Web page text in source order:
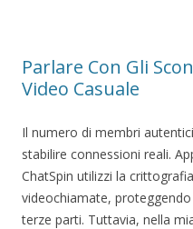
Parlare Con Gli
Video Casuale
Il numero di membri
stabilire connessioni reali.
ChatSpin utilizzi la
videochiamate,
terze parti. Tuttavia, nella